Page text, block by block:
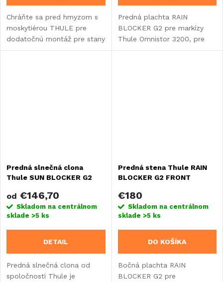
Chráňte sa pred hmyzom s
moskytiérou THULE pre
dodatočnú montáž pre stany
Thule QuickFit a Thule
Predná plachta RAIN
BLOCKER G2 pre markízy
Thule Omnistor 3200, pre
vstavby, dodávky a SUV.
Predná slnečná clona
Thule SUN BLOCKER G2
od €146,70
Skladom na centrálnom
sklade >5 ks
DETAIL
Predná slnečná clona od
spoločnosti Thule je
Predná stena Thule RAIN
BLOCKER G2 FRONT
€180
Skladom na centrálnom
sklade >5 ks
DO KOŠÍKA
Bočná plachta RAIN
BLOCKER G2 pre